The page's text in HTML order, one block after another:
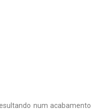
num acabamento